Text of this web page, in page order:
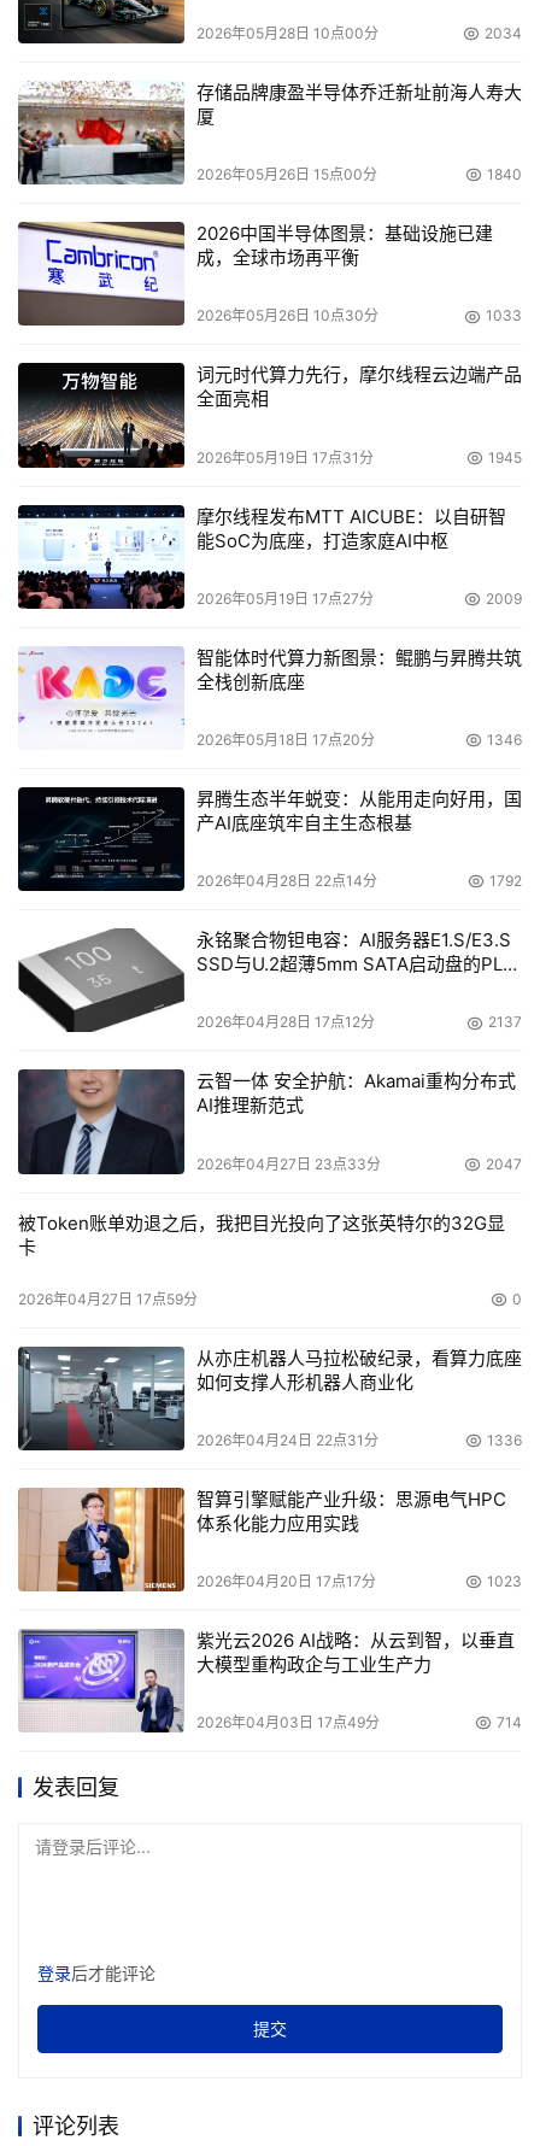
英特尔(中国)研究中心总经理杜江凌博士在接受《中国电
目，而非一款实际产品。这种集成了80个微处理器的芯片
专门用于“浮点”运算。在测试中芯片的运算速度超过了
teraflop级(即每秒可完成一万亿次浮点运算)，而耗电量仅
为62瓦。与此形成鲜明对比的是，英特尔在1996年打造出
的首个teraflop等级超级电脑占地2000平方英尺，耗电量
50万瓦。
据介绍，英特尔正在对处理万亿级工作负载所需的能力
(Recognition)、挖掘(Mining)与合成(Synthesis)，统称为
RMS。识别指的是计算机检查数据和图像并据此构建数学模
型的机器学习能力，例如某个具体人脸的模型；挖掘是在大
率、照明环境的图像中找到某个具体的人脸；合成则是指通
过构建新的模型样例来探索理论场景的能力。比如，如果某
个人更年轻或更老，他会长得什么样。
据透露，英特尔未来致力于构建出内含数十个乃至数百
个内核的处理器，它们有望在5-10年内问世。届时不仅普通
PC，甚至一部手机上都可能内置一块80核心的英特尔处理
与此同时，AMD也展示了一个突破万亿次浮点计算障碍
的单系统加速计算(Accelerated Computing)平台。众多机
构都非常期待能够将此项技术广泛用于科学、医药、商业和
Windows XP Professional，利用AMD双核皓龙处理器技
术和两个新一代AMD R600流处理器的超强性能，采用通用
的” multiply-add”(MADD)计算方法，能够实现每秒1万亿
算的高性能服务器平台而言，这一成就实现了10倍的性能增
其他公司也在探索同样的设计理念，将几个乃至几百个
创新产品目前只承担特定的任务以及一些科学试验，不过最
如果说多核给我们展现了一幅远景的话，那么四核恐怕
就是今年的焦点。但同时摆在厂商面前的是，面对刚刚成熟
各自的市场都有所斩获？
英特尔(中国)有限公司服务器平台产品经理顾凡告诉《中
国电子报》记者，应该说从去年英特尔的四核处理器发布到
今年的第一季度，对一些企业级客户来说的确需要做一些验
证，然后再采用四核的服务器，这需要一些时间，但是从趋
势来说，四核会在2007年走向主流的两路服务器市场。所
谓走向主流，就是和双核服务器相比，会从第一季度的七三
要说明的是，我们双核的5100和四核的5300系列是基于同
户建造了一个很稳定的平台，处理器的更新只是帮助用户在
同样的价格下得到更多的性能。
中国惠普有限公司工业标准服务器产品部市场拓展经理
四核服务器市场看已经超过20%。我们发现大多数对四核有
2026年05月28日 10点00分 2034
存储品牌康盈半导体乔迁新址前海人寿大
厦
2026年05月26日 15点00分 1840
2026中国半导体图景：基础设施已建
成，全球市场再平衡
2026年05月26日 10点30分 1033
词元时代算力先行，摩尔线程云边端产品
全面亮相
2026年05月19日 17点31分 1945
摩尔线程发布MTT AICUBE：以自研智
能SoC为底座，打造家庭AI中枢
2026年05月19日 17点27分 2009
智能体时代算力新图景：鲲鹏与昇腾共筑
全栈创新底座
2026年05月18日 17点20分 1346
昇腾生态半年蜕变：从能用走向好用，国
产AI底座筑牢自主生态根基
2026年04月28日 22点14分 1792
永铭聚合物钽电容：AI服务器E1.S/E3.S
SSD与U.2超薄5mm SATA启动盘的PLP
2026年04月28日 17点12分 2137
云智一体 安全护航：Akamai重构分布式
AI推理新范式
2026年04月27日 23点33分 2047
被Token账单劝退之后，我把目光投向了这张英特尔的32G显
卡
2026年04月27日 17点59分 0
从亦庄机器人马拉松破纪录，看算力底座
如何支撑人形机器人商业化
2026年04月24日 22点31分 1336
智算引擎赋能产业升级：思源电气HPC
体系化能力应用实践
2026年04月20日 17点17分 1023
紫光云2026 AI战略：从云到智，以垂直
大模型重构政企与工业生产力
2026年04月03日 17点49分 714
发表回复
请登录后评论...
登录后才能评论
提交
评论列表